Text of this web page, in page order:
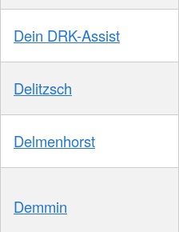
Dein DRK-Assist
Delitzsch
Delmenhorst
Demmin